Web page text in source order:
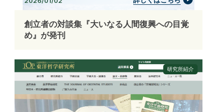
創立者の対談集『大いなる人間復興への目覚
め』が発刊
研究所紹介